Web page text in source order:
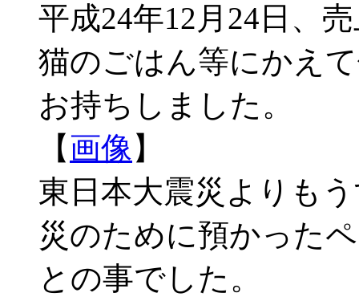
平成24年12月24日、
猫のごはん等にかえ
お持ちしました。
【 画像 】
東日本大震災よりも
災のために預かった
との事でした。